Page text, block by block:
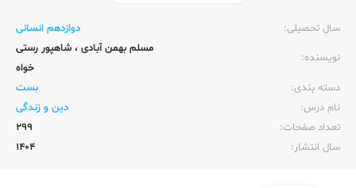
سال تحصیلی:‌
دوازدهم انسانی
نویسنده:‌
مسلم بهمن آبادی ، شاهپور رستی
خواه
دسته بندی:
بست
نام درس:
دین و زندگی
تعداد صفحات:‌
299
سال انتشار:‌
1404